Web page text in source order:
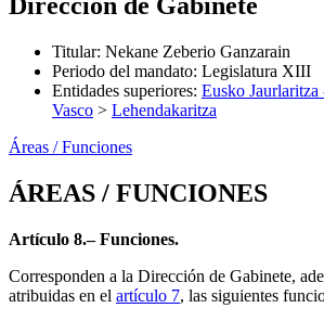
Titular: Nekane Zeberio Ganzarain
Periodo del mandato: Legislatura XIII
Entidades superiores: Eusko
Vasco > Lehendakaritza
Áreas / Funciones
ÁREAS / FUNCIONES
Artículo 8.– Funciones.
Corresponden a la Dirección de Gabinete,
atribuidas en el artículo 7, las siguientes